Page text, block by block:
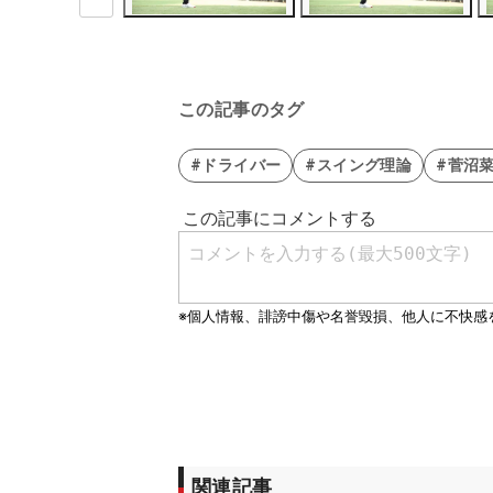
この記事のタグ
#ドライバー #スイング理論 #菅沼
関連記事